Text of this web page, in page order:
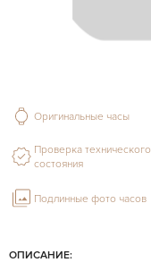
ОПИСАНИЕ:
Оригинальные часы
Проверка технического
состояния
Подлинные фото часов